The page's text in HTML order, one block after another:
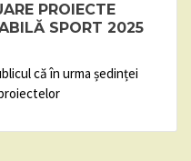
PROIECTE
SPORT 2025
că în urma ședinței